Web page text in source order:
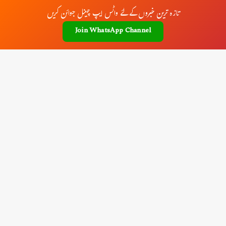
تازہ ترین خبروں کے لئے واٹس ایپ چینل جوائن کریں
Join WhatsApp Channel